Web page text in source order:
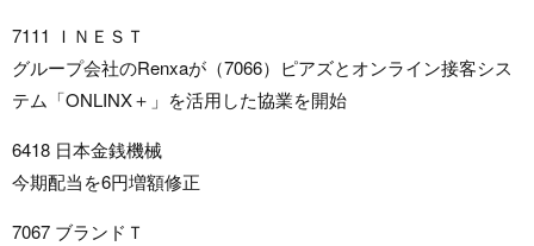
7111 ＩＮＥＳＴ
グループ会社のRenxaが（7066）ピアズとオンライン接客シス
テム「ONLINX＋」を活用した協業を開始
6418 日本金銭機械
今期配当を6円増額修正
7067 ブランドＴ